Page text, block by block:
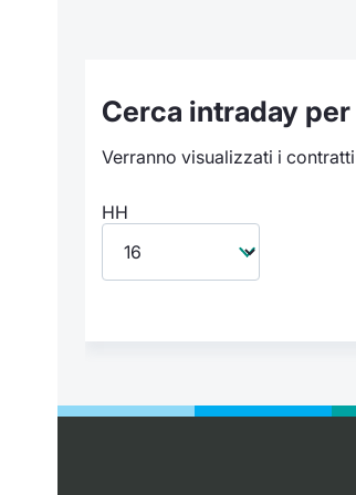
Cerca intraday
Verranno visualizzati i
HH